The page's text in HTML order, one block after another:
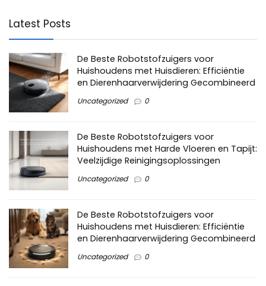
Latest Posts
De Beste Robotstofzuigers voor
Huishoudens met Huisdieren: Efficiëntie
en Dierenhaarverwijdering Gecombineerd
Uncategorized 0
De Beste Robotstofzuigers voor
Huishoudens met Harde Vloeren en Tapijt:
Veelzijdige Reinigingsoplossingen
Uncategorized 0
De Beste Robotstofzuigers voor
Huishoudens met Huisdieren: Efficiëntie
en Dierenhaarverwijdering Gecombineerd
Uncategorized 0